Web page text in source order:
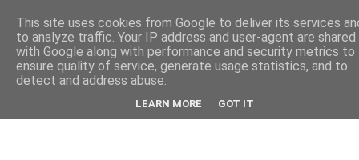
This site uses cookies from Google to deliver its services
to analyze traffic. Your IP address and user-agent are shared
with Google along with performance and security metrics to
ensure quality of service, generate usage statistics, and to
detect and address abuse.
LEARN MORE GOT IT